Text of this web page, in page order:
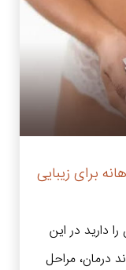
برای زیبایی
دارید در این
درمان، مراحل